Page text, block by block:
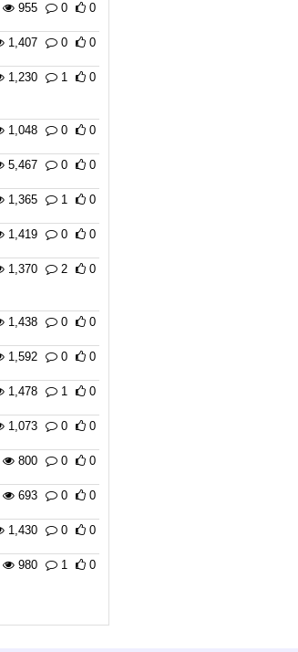
955 0 0
1,407 0 0
1,230 1 0
1,048 0 0
5,467 0 0
1,365 1 0
1,419 0 0
1,370 2 0
1,438 0 0
1,592 0 0
1,478 1 0
1,073 0 0
800 0 0
693 0 0
1,430 0 0
980 1 0